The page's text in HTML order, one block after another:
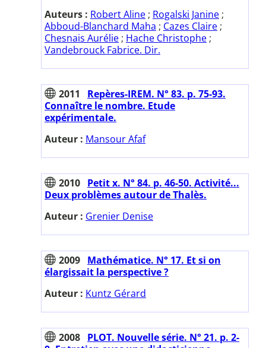
Auteurs : Robert Aline ; Rogalski Janine ;
Abboud-Blanchard Maha ; Cazes Claire ;
Chesnais Aurélie ; Hache Christophe ;
Vandebrouck Fabrice. Dir.
2011
Repères-IREM. N° 83. p. 75-93.
Connaître le nombre. Etude
expérimentale.
Auteur : Mansour Afaf
2010 Petit x. N° 84. p. 46-50. Activité...
Deux problèmes autour de Thalès.
Auteur : Grenier Denise
2009 Mathématice. N° 17. Et si on
élargissait la perspective ?
Auteur : Kuntz Gérard
2008 PLOT. Nouvelle série. N° 21. p. 2-